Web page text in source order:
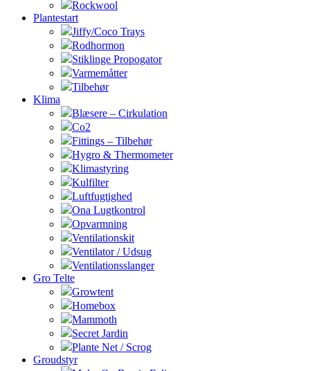
Rockwool
Plantestart
Jiffy/Coco Trays
Rodhormon
Stiklinge Propogator
Varmemåtter
Tilbehør
Klima
Blæsere – Cirkulation
Co2
Fittings – Tilbehør
Hygro & Thermometer
Klimastyring
Kulfilter
Luftfugtighed
Ona Lugtkontrol
Opvarmning
Ventilationskit
Ventilator / Udsug
Ventilationsslanger
Gro Telte
Growtent
Homebox
Mammoth
Secret Jardin
Plante Net / Scrog
Groudstyr